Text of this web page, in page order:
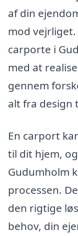
af din
mod vejrliget.
carporte i
med at
gennem
alt fra design
En carport
til dit hjem,
Gudumholm
processen.
den rigtige
behov, din